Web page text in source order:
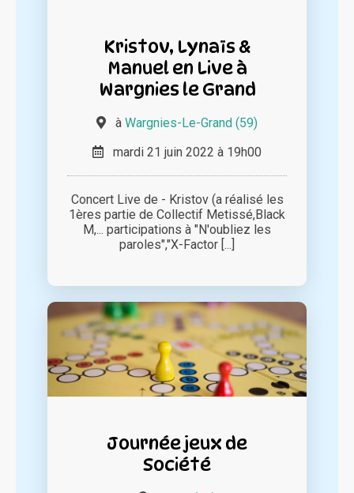
Kristov, Lynaïs &
Manuel en Live à
Wargnies le Grand
à Wargnies-Le-Grand (59)
mardi 21 juin 2022 à 19h00
Concert Live de - Kristov (a réalisé les
1ères partie de Collectif Metissé,Black
M,... participations à "N'oubliez les
paroles","X-Factor [...]
Journée jeux de
Société